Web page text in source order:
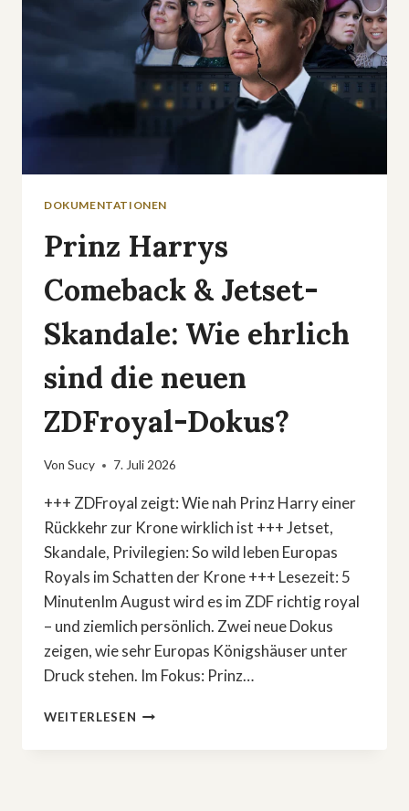
DOKUMENTATIONEN
Prinz Harrys
Comeback & Jetset-
Skandale: Wie ehrlich
sind die neuen
ZDFroyal-Dokus?
Von Sucy 7. Juli 2026
+++ ZDFroyal zeigt: Wie nah Prinz Harry einer
Rückkehr zur Krone wirklich ist +++ Jetset,
Skandale, Privilegien: So wild leben Europas
Royals im Schatten der Krone +++ Lesezeit: 5
MinutenIm August wird es im ZDF richtig royal
– und ziemlich persönlich. Zwei neue Dokus
zeigen, wie sehr Europas Königshäuser unter
Druck stehen. Im Fokus: Prinz…
WEITERLESEN PRINZ
COMEBACK